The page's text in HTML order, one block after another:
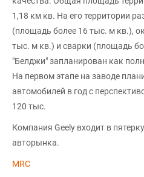
1,18 км кв. На его территории
(площадь более 16 тыс. м кв.),
тыс. м кв.) и сварки (площадь
"Белджи" запланирован как
На первом этапе на заводе
автомобилей в год с
120 тыс.
Компания Geely входит в
авторынка.
MRC